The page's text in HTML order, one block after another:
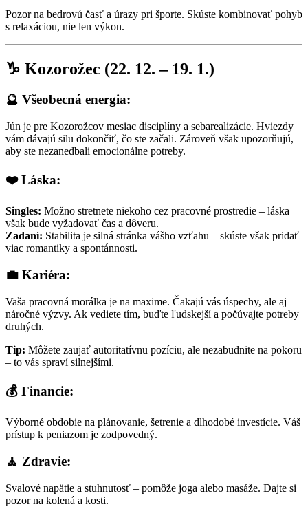
Pozor na bedrovú časť a úrazy pri športe. Skúste kombinovať pohyb
s relaxáciou, nie len výkon.
♑ Kozorožec (22. 12. – 19. 1.)
🔮 Všeobecná energia:
Jún je pre Kozorožcov mesiac disciplíny a sebarealizácie. Hviezdy
vám dávajú silu dokončiť, čo ste začali. Zároveň však upozorňujú,
aby ste nezanedbali emocionálne potreby.
❤️ Láska:
Singles: Možno stretnete niekoho cez pracovné prostredie – láska
však bude vyžadovať čas a dôveru.
Zadaní: Stabilita je silná stránka vášho vzťahu – skúste však pridať
viac romantiky a spontánnosti.
💼 Kariéra:
Vaša pracovná morálka je na maxime. Čakajú vás úspechy, ale aj
náročné výzvy. Ak vediete tím, buďte ľudskejší a počúvajte potreby
druhých.
Tip: Môžete zaujať autoritatívnu pozíciu, ale nezabudnite na pokoru
– to vás spraví silnejšími.
💰 Financie:
Výborné obdobie na plánovanie, šetrenie a dlhodobé investície. Váš
prístup k peniazom je zodpovedný.
🧘 Zdravie:
Svalové napätie a stuhnutosť – pomôže joga alebo masáže. Dajte si
pozor na kolená a kosti.